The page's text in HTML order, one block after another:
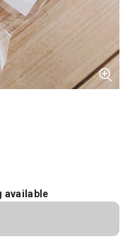
available